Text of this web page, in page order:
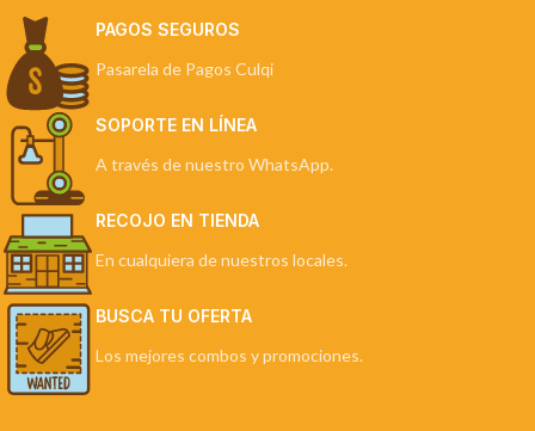
PAGOS SEGUROS
Pasarela de Pagos Culqi
SOPORTE EN LÍNEA
A través de nuestro WhatsApp.
RECOJO EN TIENDA
En cualquiera de nuestros locales.
BUSCA TU OFERTA
Los mejores combos y promociones.